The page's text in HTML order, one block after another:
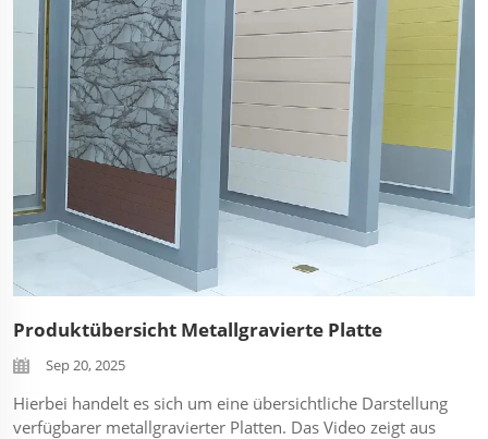
Produktübersicht Metallgravierte Platte
Sep 20, 2025
Hierbei handelt es sich um eine übersichtliche Darstellung
verfügbarer metallgravierter Platten. Das Video zeigt aus